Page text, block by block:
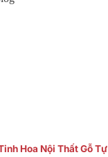
Hoa Nội Thất Gỗ